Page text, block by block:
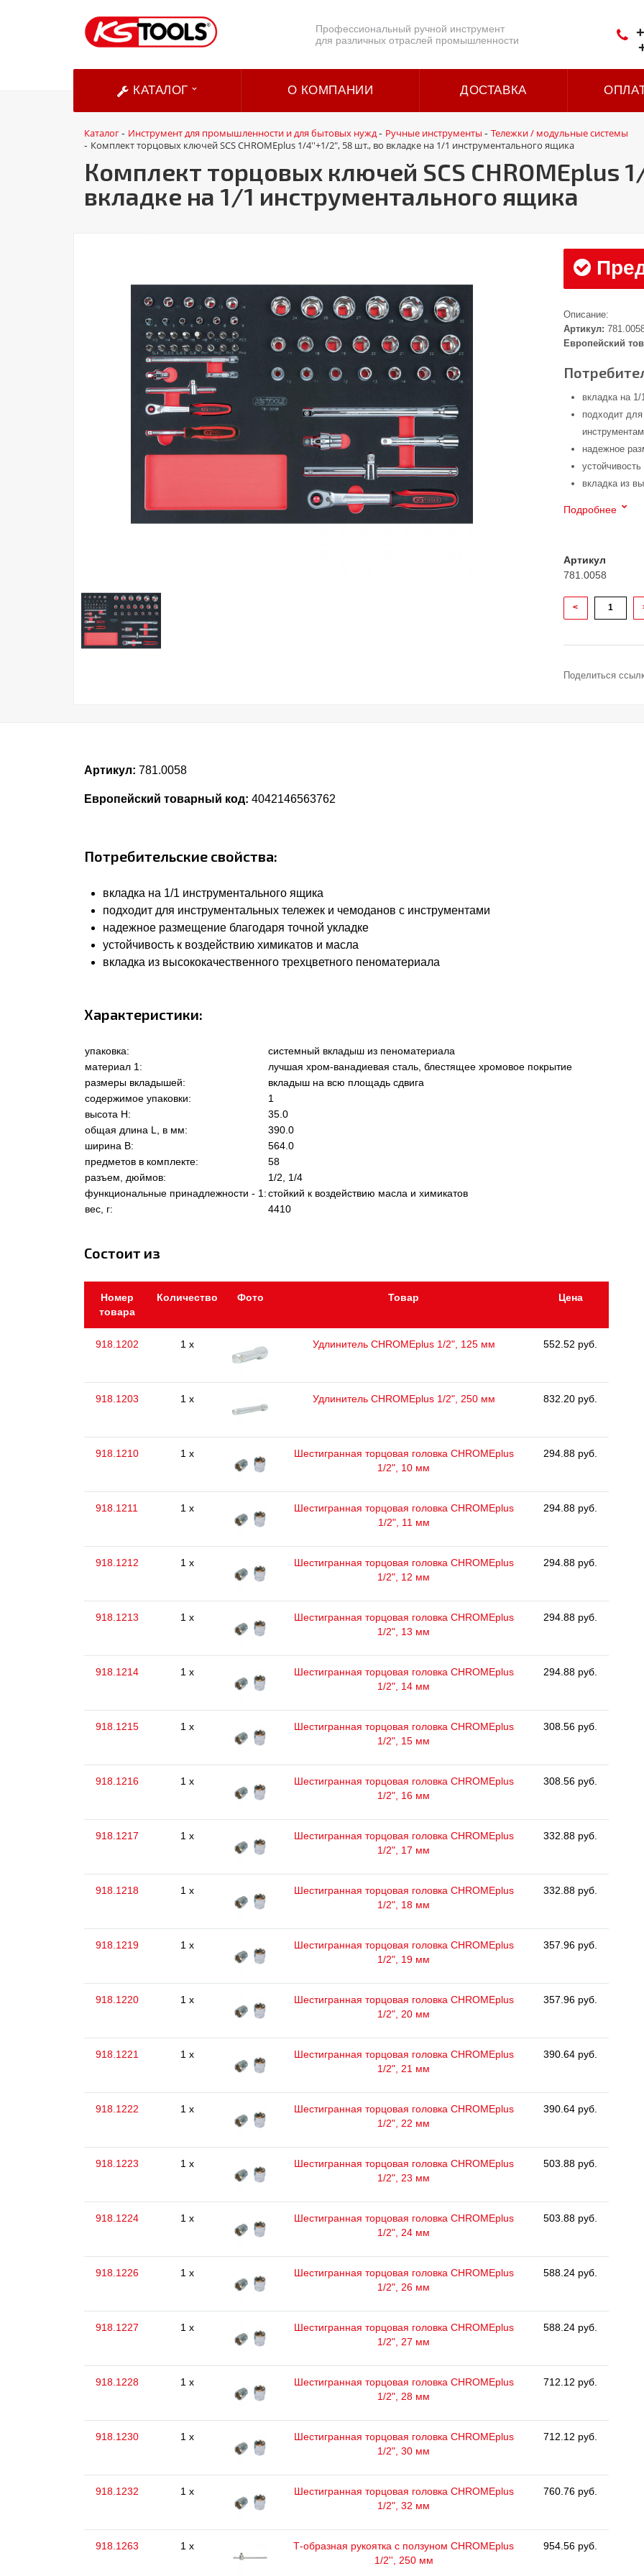
Профессиональный ручной инструмент
для различных отраслей промышленности
КАТАЛОГ О КОМПАНИИ ДОСТАВКА
Каталог- Инструмент для промышленности и для бытовых нужд- Ручные инструменты - Тележки / модульные системы
- Комплект торцовых ключей SCS CHROMEplus 1/4''+1/2", 58 шт., во вкладке на 1/1 инструментального ящика
Комплект торцовых ключей SCS CHROMEplus
вкладке на 1/1 инструментального ящика
Описание:
Артикул:
Европейский
вкладка на
подходит
надежное
вкладка из
Подробнее
Артикул
781.0058
<
Поделиться
Артикул: 781.0058
Европейский товарный код: 4042146563762
Потребительские свойства:
вкладка на 1/1 инструментального ящика
подходит для инструментальных тележек и чемоданов с инструментами
надежное размещение благодаря точной укладке
устойчивость к воздействию химикатов и масла
вкладка из высококачественного трехцветного пеноматериала
Характеристики:
упаковка:
системный вкладыш из пеноматериала
материал 1:
лучшая хром-ванадиевая сталь, блестящее хромовое покрытие
размеры вкладышей:
вкладыш на всю площадь сдвига
содержимое упаковки:
1
высота Н:
35.0
общая длина L, в мм:
390.0
ширина В:
564.0
предметов в комплекте:
58
разъем, дюймов:
1/2, 1/4
функциональные принадлежности - 1:стойкий к воздействию масла и химикатов
вес, г:
4410
Состоит из
Номер
товара
Количество Фото Товар Цена
918.1202 1 x Удлинитель CHROMEplus 1/2", 125 мм 552.52 руб.
918.1203 1 x Удлинитель CHROMEplus 1/2", 250 мм 832.20 руб.
918.1210 1 x
Шестигранная торцовая головка CHROMEplus
1/2", 10 мм
294.88 руб.
918.1211 1 x
Шестигранная торцовая головка CHROMEplus
1/2", 11 мм
294.88 руб.
918.1212 1 x
Шестигранная торцовая головка CHROMEplus
1/2", 12 мм
294.88 руб.
918.1213 1 x
Шестигранная торцовая головка CHROMEplus
1/2", 13 мм
294.88 руб.
918.1214 1 x
Шестигранная торцовая головка CHROMEplus
1/2", 14 мм
294.88 руб.
918.1215 1 x
Шестигранная торцовая головка CHROMEplus
1/2", 15 мм
308.56 руб.
918.1216 1 x
Шестигранная торцовая головка CHROMEplus
1/2", 16 мм
308.56 руб.
918.1217 1 x
Шестигранная торцовая головка CHROMEplus
1/2", 17 мм
332.88 руб.
918.1218 1 x
Шестигранная торцовая головка CHROMEplus
1/2", 18 мм
332.88 руб.
918.1219 1 x
Шестигранная торцовая головка CHROMEplus
1/2", 19 мм
357.96 руб.
918.1220 1 x
Шестигранная торцовая головка CHROMEplus
1/2", 20 мм
357.96 руб.
918.1221 1 x
Шестигранная торцовая головка CHROMEplus
1/2", 21 мм
390.64 руб.
918.1222 1 x
Шестигранная торцовая головка CHROMEplus
1/2", 22 мм
390.64 руб.
918.1223 1 x
Шестигранная торцовая головка CHROMEplus
1/2", 23 мм
503.88 руб.
918.1224 1 x
Шестигранная торцовая головка CHROMEplus
1/2", 24 мм
503.88 руб.
918.1226 1 x
Шестигранная торцовая головка CHROMEplus
1/2", 26 мм
588.24 руб.
918.1227 1 x
Шестигранная торцовая головка CHROMEplus
1/2", 27 мм
588.24 руб.
918.1228 1 x
Шестигранная торцовая головка CHROMEplus
1/2", 28 мм
712.12 руб.
918.1230 1 x
Шестигранная торцовая головка CHROMEplus
1/2", 30 мм
712.12 руб.
918.1232 1 x
Шестигранная торцовая головка CHROMEplus
1/2", 32 мм
760.76 руб.
918.1263 1 x
Т-образная рукоятка с ползуном CHROMEplus
1/2'', 250 мм
954.56 руб.